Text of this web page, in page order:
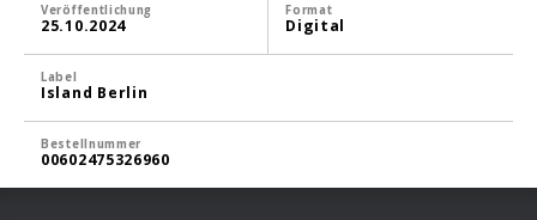
Veröffentlichung
25.10.2024
Format
Digital
Label
Island Berlin
Bestellnummer
00602475326960